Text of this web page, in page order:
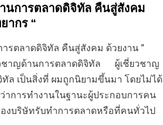
นการตลาดดิจิทัล คืนสู่สังคม
ากร “
รตลาดดิจิทัล คืนสู่สังคม ด้วยงาน ”
วชาญด้านการตลาดดิจิทัล ผู้เชี่ยวชาญ
ล เป็นสิ่งที่ ผมถูกนิยามขึ้นมา โดยไม่ได้
ว่าการทำงานในฐานะผู้ประกอบการคน
งบริษัทรับทำการตลาดหรือที่คนทั่วไป